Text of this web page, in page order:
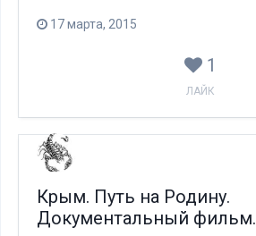
17 марта, 2015
1
ЛАЙК
Крым. Путь на Родину.
Документальный фильм.